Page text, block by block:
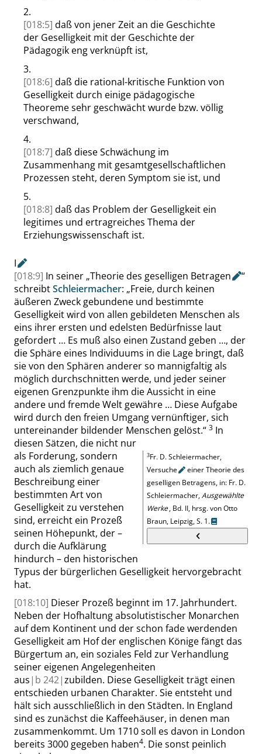
2.
[018:5] daß von jener Zeit an die Geschichte
der Geselligkeit mit der Geschichte der
Pädagogik eng verknüpft ist,
3.
[018:6] daß die rational-kritische Funktion von
Geselligkeitdurch einige pädagogische
Theoreme sehr geschwächt wurde bzw. völlig
verschwand,
4.
[018:7] daß diese Schwächung im
Zusammenhang mit gesamtgesellschaftlichen
Prozessen steht, deren Symptom sie ist, und
5.
[018:8] daß das Problem der Geselligkeit ein
legitimes und ertragreiches Thema der
Erziehungswissenschaft ist.
I
[018:9] In seiner „Theorie des geselligen Betragen
“
schreibtSchleiermacher: „Freie, durch keinen
äußeren Zweck gebundene und bestimmte
Geselligkeit wird von allen gebildeten Menschen als
eins ihrer ersten und edelsten Bedürfnisse laut
gefordert … Es muß also einen Zustand geben …, der
die Sphäre eines Individuums in die Lage bringt, daß
sie von den Sphären anderer so mannigfaltig als
möglich durchschnitten werde, und jeder seiner
eigenen Grenzpunkte ihm die Aussicht in eine
andere und fremde Welt gewähre … Diese Aufgabe
wird durch den freien Umgang vernünftiger, sich
untereinander bildender Menschen gelöst.“ 3
3Fr. D.Schleiermacher,
Versuche
einer Theorie des
geselligen Betragens, in: Fr. D.
Schleiermacher,Ausgewählte
Werke, Bd. II, hrsg.von Otto
Braun, Leipzig,S. 1.
In
diesen Sätzen, die nicht nur
als Forderung, sondern
auch als ziemlich genaue
Beschreibung einer
bestimmten Art von
Geselligkeit zu verstehen
sind, erreicht ein Prozeß
seinen Höhepunkt, der –
durch die Aufklärung
hindurch – den historischen
Typus der bürgerlichen Geselligkeit hervorgebracht
hat.
[018:10] Dieser Prozeß beginnt im 17. Jahrhundert.
Neben der Hofhaltung absolutistischer Monarchen
auf dem Kontinent und der schon fade werdenden
Geselligkeit am Hof der englischen Könige fängt das
Bürgertum an, ein soziales Feld zur Verhandlung
seiner eigenen Angelegenheiten
aus | b 242|zubilden. Diese Geselligkeit trägt einen
entschieden urbanen Charakter. Sie entsteht und
hält sich ausschließlich in den Städten. In England
sind es zunächst die Kaffeehäuser, in denen man
zusammenkommt. Um 1710 soll es davon in London
bereits 3000 gegeben haben4. Die sonst peinlich